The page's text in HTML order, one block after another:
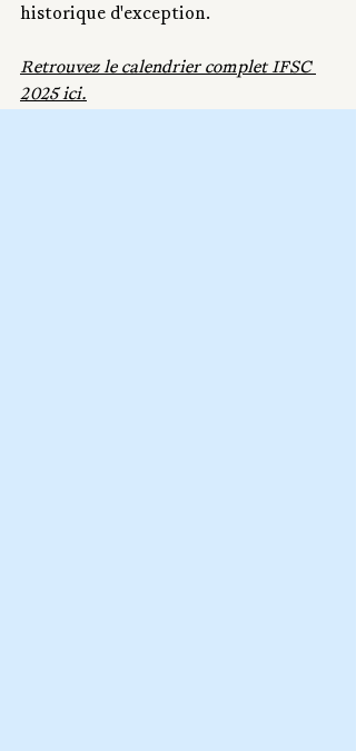
historique d'exception.
Retrouvez le calendrier complet IFSC
2025 ici.